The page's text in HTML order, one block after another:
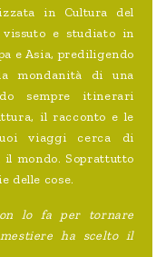
in Cultura del
e studiato in
e Asia, prediligendo
mondanità di una
sempre itinerari
il racconto e le
viaggi cerca di
mondo. Soprattutto
delle cose.
lo fa per tornare
ha scelto il